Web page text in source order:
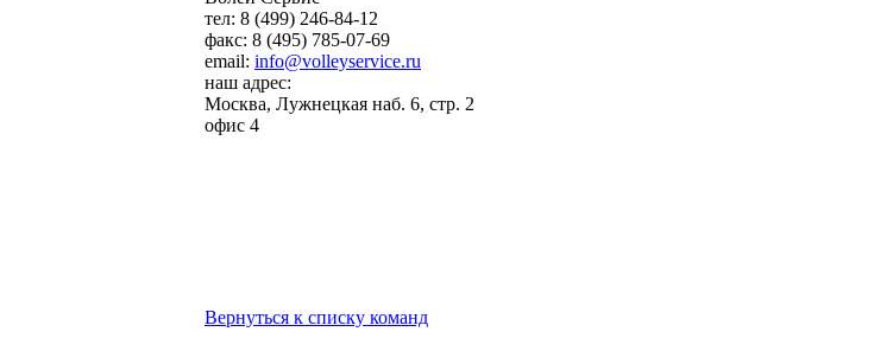
тел: 8 (499) 246-84-12
факс: 8 (495) 785-07-69
email: info@volleyservice.ru
наш адрес:
Москва, Лужнецкая наб. 6, стр. 2
офис 4
Вернуться к списку команд